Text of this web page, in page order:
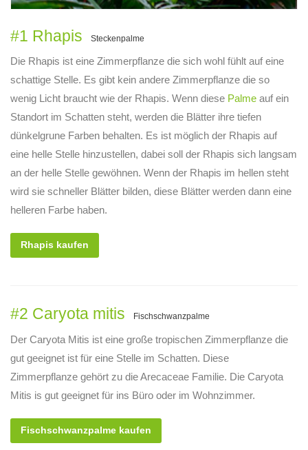
#1 Rhapis Steckenpalme
Die Rhapis ist eine Zimmerpflanze die sich wohl fühlt auf eine
schattige Stelle. Es gibt kein andere Zimmerpflanze die so
wenig Licht braucht wie der Rhapis. Wenn diese Palme auf ein
Standort im Schatten steht, werden die Blätter ihre tiefen
dünkelgrune Farben behalten. Es ist möglich der Rhapis auf
eine helle Stelle hinzustellen, dabei soll der Rhapis sich langsam
an der helle Stelle gewöhnen. Wenn der Rhapis im hellen steht
wird sie schneller Blätter bilden, diese Blätter werden dann eine
helleren Farbe haben.
Rhapis kaufen
#2 Caryota mitis Fischschwanzpalme
Der Caryota Mitis ist eine große tropischen Zimmerpflanze die
gut geeignet ist für eine Stelle im Schatten. Diese
Zimmerpflanze gehört zu die Arecaceae Familie. Die Caryota
Mitis is gut geeignet für ins Büro oder im Wohnzimmer.
Fischschwanzpalme kaufen